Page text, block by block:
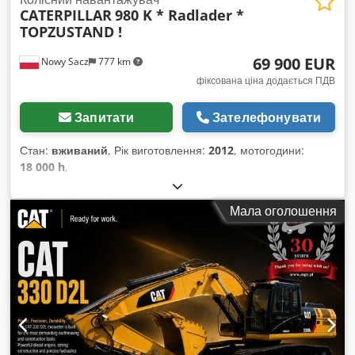
стані!! Бокове зміщення, 3-тє гідравлічне розподільче, заднє
та переднє робоче освітлення, дахова накладка, вітрове
Nowy Sacz 777 km
CATERPILLAR980 K * Radlader *
TOPZUSTAND !
69 900 EUR
фіксована ціна додається ПДВ
Запитати Зателефонувати
Стан: вживаний, Рік виготовлення: 2012, мотогодини:
18 000 h,
Мала оголошення